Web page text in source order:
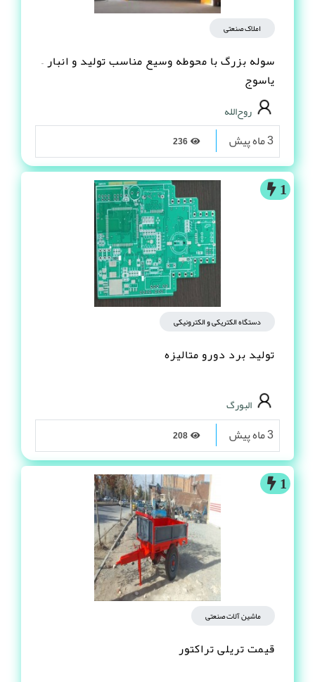
املاک صنعتی
سوله بزرگ با محوطه وسیع مناسب تولید و انبار –
یاسوج
روح‌الله
3 ماه پیش
1
دستگاه الکتریکی و الکترونیکی
تولید برد دورو متالیزه
البورگ
3 ماه پیش
1
ماشین آلات صنعتی
قیمت تریلی تراکتور